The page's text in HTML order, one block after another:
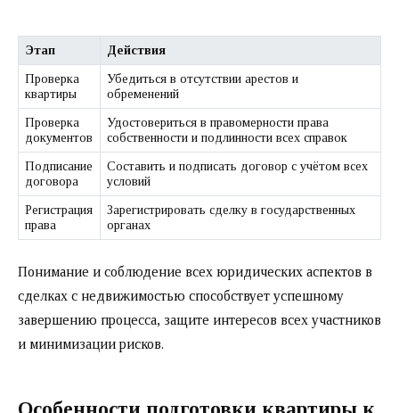
Этап
Действия
Проверка
квартиры
Убедиться в отсутствии арестов и
обременений
Проверка
документов
Удостовериться в правомерности права
собственности и подлинности всех справок
Подписание
договора
Составить и подписать договор с учётом всех
условий
Регистрация
права
Зарегистрировать сделку в государственных
органах
Понимание и соблюдение всех юридических аспектов в
сделках с недвижимостью способствует успешному
завершению процесса, защите интересов всех участников
и минимизации рисков.